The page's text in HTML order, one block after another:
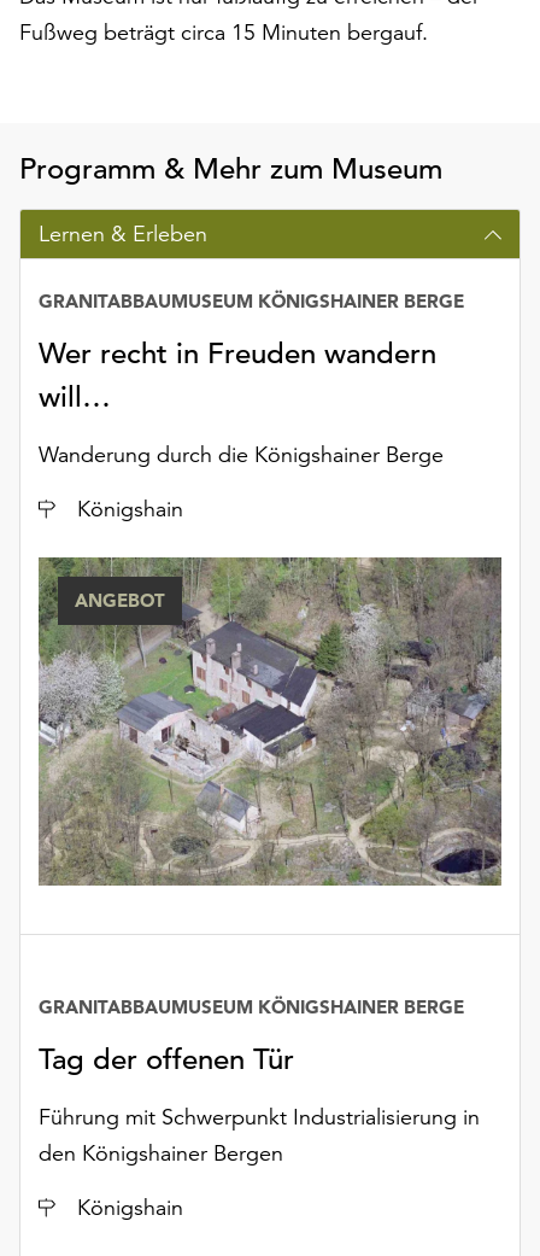
auch
ohne
Möchten
Sie
die
Cookies
erreichen
die
Einstellungen
über
die
Schaltfläche
„Auswählen“.
Weitere
Informationen
finden
Sie
unserer
Datenschutzerklärung
oder
dem
Impressum
Fußweg beträgt circa 15 Minuten bergauf.
Programm & Mehr zum Museum
Lernen & Erleben
Wer recht in Freuden wandern
will…
GRANITABBAUMUSEUM KÖNIGSHAINER BERGE
Wanderung durch die Königshainer Berge
Ort
Königshain
ANGEBOT
Tag der offenen Tür
GRANITABBAUMUSEUM KÖNIGSHAINER BERGE
Führung mit Schwerpunkt Industrialisierung in
den Königshainer Bergen
Ort
Königshain